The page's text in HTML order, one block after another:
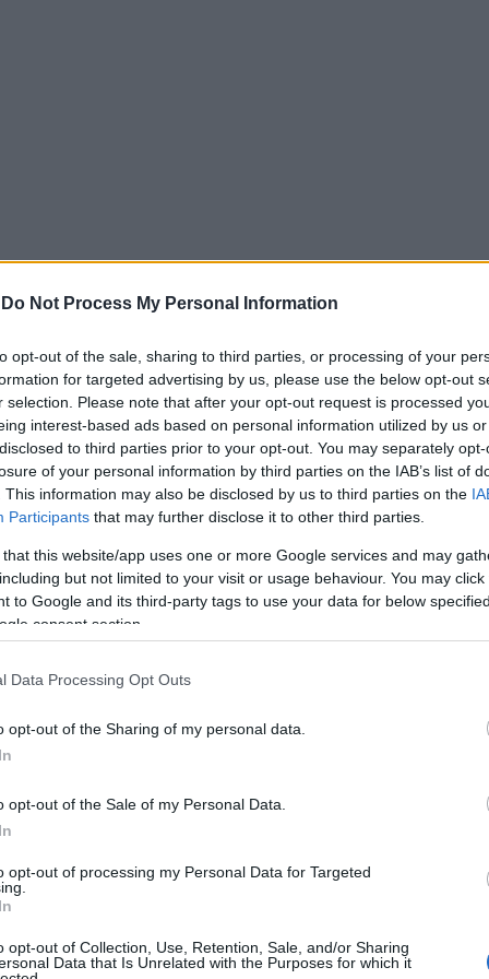
Do Not Process My Personal Information
opt-out of the sale, sharing to third parties, or processing of your
for targeted advertising by us, please use the below opt-out
selection. Please note that after your opt-out request is processed
interest-based ads based on personal information utilized by us
to third parties prior to your opt-out. You may separately
of your personal information by third parties on the IAB’s list of
This information may also be disclosed by us to third parties on the
Participants that may further disclose it to other third parties.
that this website/app uses one or more Google services and may
but not limited to your visit or usage behaviour. You may
to Google and its third-party tags to use your data for below
consent section.
Data Processing Opt Outs
opt-out of the Sharing of my personal data.
opt-out of the Sale of my Personal Data.
opt-out of processing my Personal Data for Targeted
opt-out of Collection, Use, Retention, Sale, and/or Sharing
Data that Is Unrelated with the Purposes for which it
Λεβεντάκη είχε βρεθεί στις 30 Μαΐου στο
έναν εργάτη για αγροτικές εργασίες και στη
στο σπίτι και στη δουλειά της στα Χανιά.
Το κινητό της τηλέφωνο φέρεται να έπαψε να
έκτοτε με κάποιον συγγενή ή γνωστό της.
18 μηνών στο ΠΑΓΝΗ – Συνελήφθη ο παππούς
της, λίγες ημέρες αργότερα, καθώς η οικογένεια
της.